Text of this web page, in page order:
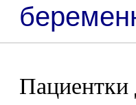
Пациентки